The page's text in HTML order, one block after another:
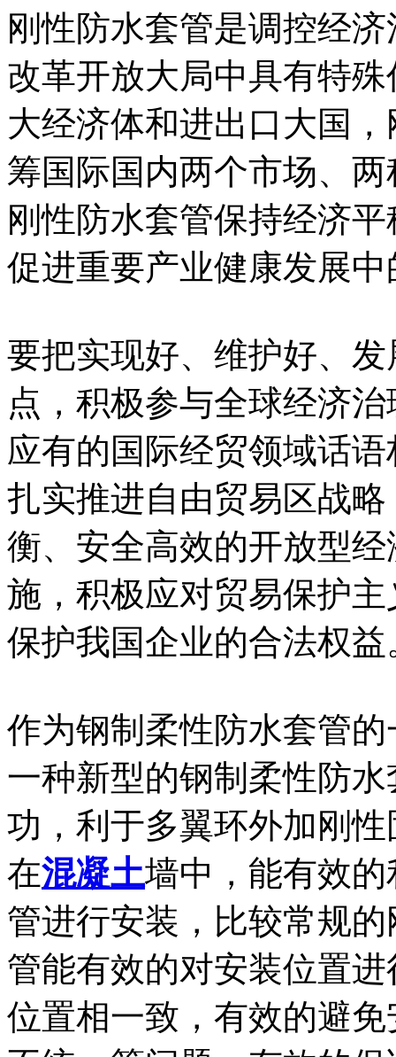
刚性防水套管是调控经
改革开放大局中具有特
大经济体和进出口大国
筹国际国内两个市场、
刚性防水套管保持经济
促进重要产业健康发展
要把实现好、维护好、
点，积极参与全球经济
应有的国际经贸领域话
扎实推进自由贸易区战
衡、安全高效的开放型
施，积极应对贸易保护
保护我国企业的合法权益
作为钢制柔性防水套管
一种新型的钢制柔性防
功，利于多翼环外加刚
在混凝土墙中，能有效
管进行安装，比较常规
管能有效的对安装位置
位置相一致，有效的避